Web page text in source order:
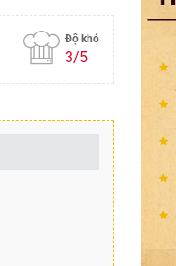
Độ khó
3/5